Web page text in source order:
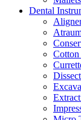
Dental
Cotton